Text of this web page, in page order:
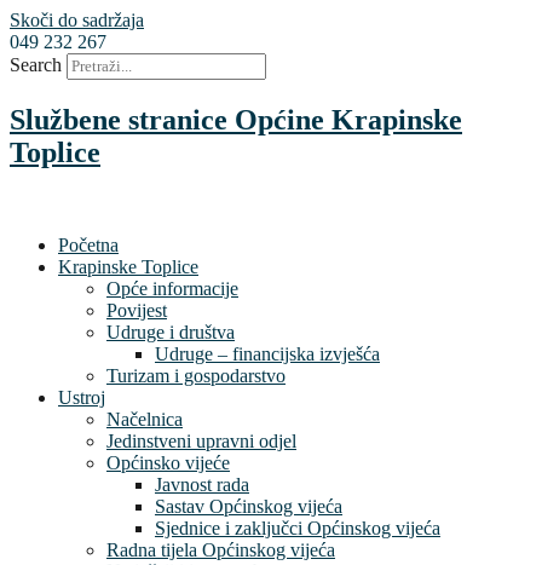
Skoči do sadržaja
049 232 267
Search
Službene stranice Općine Krapinske
Toplice
Početna
Krapinske Toplice
Opće informacije
Povijest
Udruge i društva
Udruge – financijska izvješća
Turizam i gospodarstvo
Ustroj
Načelnica
Jedinstveni upravni odjel
Općinsko vijeće
Javnost rada
Sastav Općinskog vijeća
Sjednice i zaključci Općinskog vijeća
Radna tijela Općinskog vijeća